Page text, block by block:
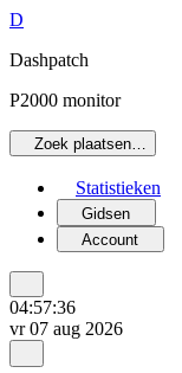
D
Dashpatch
P2000 monitor
Zoek plaatsen…
Statistieken
Gidsen
Account
04:57:36
vr 07 aug 2026